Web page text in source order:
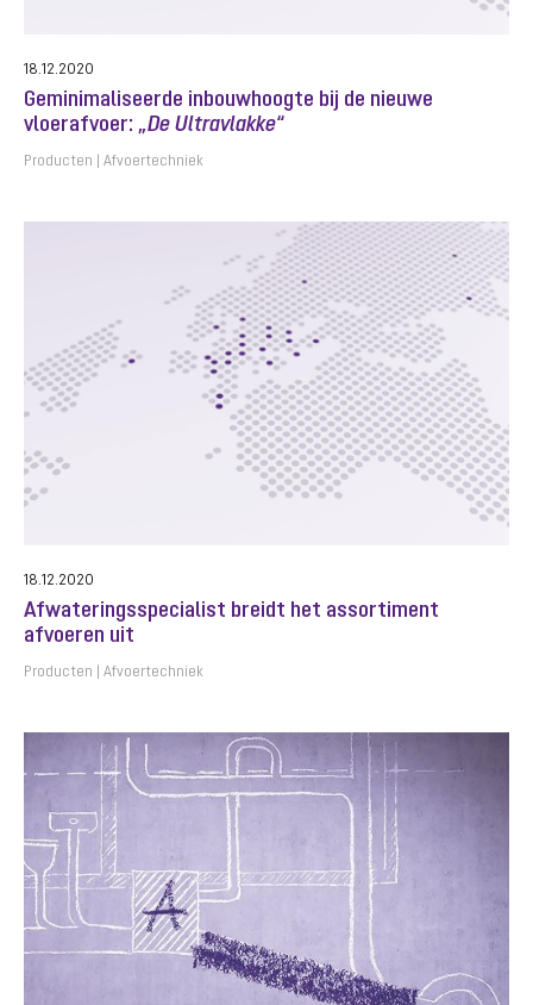
18.12.2020
Geminimaliseerde inbouwhoogte bij de nieuwe
vloerafvoer: „De Ultravlakke“
Producten Afvoertechniek
18.12.2020
Afwateringsspecialist breidt het assortiment
afvoeren uit
Producten Afvoertechniek